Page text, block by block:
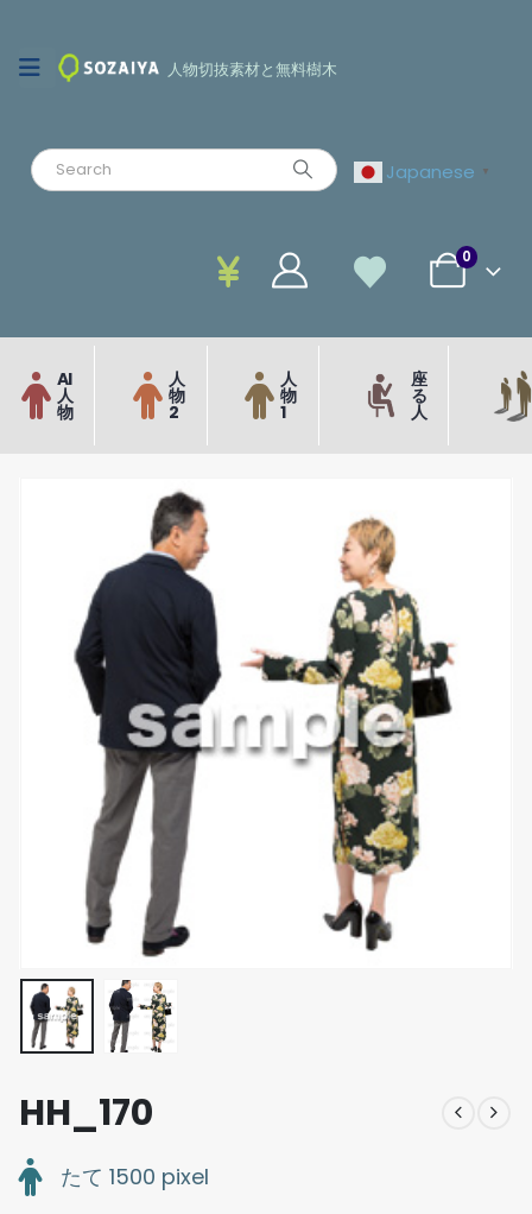
人物切抜素材と無料樹木
Japanese ▼
0
AI
人
物
人
物
2
人
物
1
座
る
人
HH_170
たて 1500 pixel